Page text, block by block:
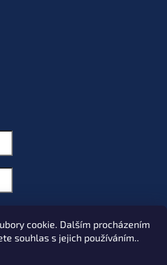
cookie. Dalším procházením
souhlas s jejich používáním..
heslo